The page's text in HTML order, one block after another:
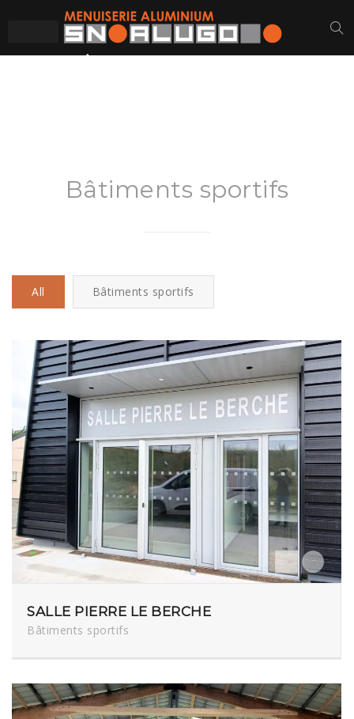
Bâtiments sportifs
All Bâtiments sportifs
SALLE PIERRE LE BERCHE
Bâtiments sportifs